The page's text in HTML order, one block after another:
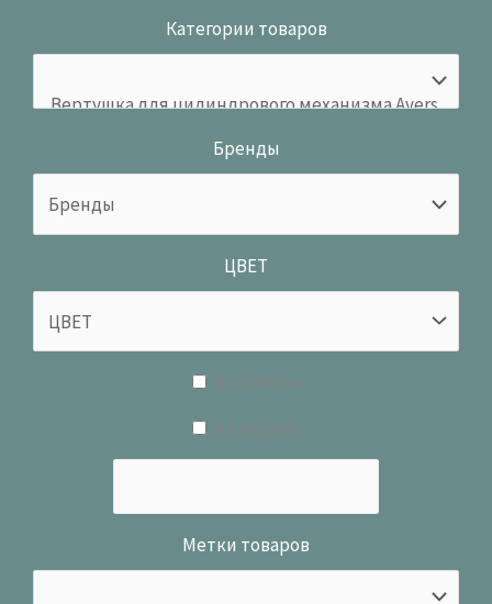
Категории товаров
Бренды
ЦВЕТ
Метки товаров